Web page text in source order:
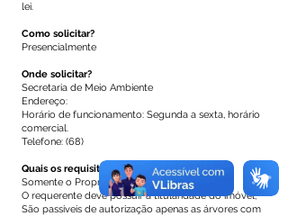
lei.
Como solicitar?
Presencialmente
Onde solicitar?
Secretaria de Meio Ambiente
Endereço:
Horário de funcionamento: Segunda a sexta, horário
comercial.
Telefone: (68)
Quais os requisitos necessários?
Somente o Proprietário ou o Procurador;
O requerente deve possuir a titularidade do imóvel;
São passiveis de autorização apenas as árvores com